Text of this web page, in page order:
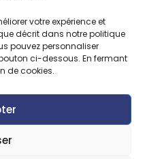
votre expérience et
décrit dans notre politique
pouvez personnaliser
ci-dessous. En fermant
de cookies.